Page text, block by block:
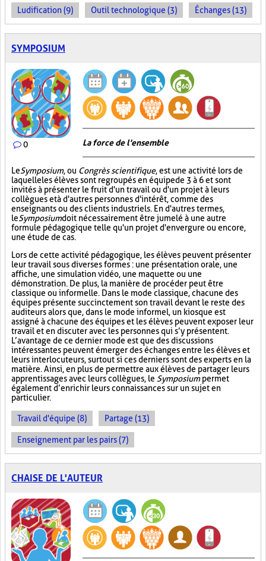
Ludification (9) Outil technologique (3) Échanges (13)
SYMPOSIUM
0 La force de l'ensemble
LeSymposium, ou Congrès scientifique, est une activité lors de
laquelle les élèves sont regroupés en équipe de 3 à 6 et sont
invités à présenter le fruit d'un travail ou d'un projet à leurs
collègues et à d'autres personnes d'intérêt, comme des
enseignants ou des clients industriels. En d'autres termes,
leSymposiumdoit nécessairement être jumelé à une autre
formule pédagogique telle qu'un projet d'envergure ou encore,
une étude de cas.
Lors de cette activité pédagogique, les élèves peuvent présenter
leur travail sous diverses formes : une présentation orale, une
affiche, une simulation vidéo, une maquette ou une
démonstration. De plus, la manière de procéder peut être
classique ou informelle. Dans le mode classique, chacune des
équipes présente succinctement son travail devant le reste des
auditeurs alors que, dans le mode informel, un kiosque est
assigné à chacune des équipes et les élèves peuvent exposer leur
travail et en discuter avec les personnes qui s’y présentent.
L’avantage de ce dernier mode est que des discussions
intéressantes peuvent émerger des échanges entre les élèves et
leurs interlocuteurs, surtout si ces derniers sont des experts en la
matière. Ainsi, en plus de permettre aux élèves de partager leurs
apprentissages avec leurs collègues, le Symposiumpermet
également d’enrichir leurs connaissances sur un sujet en
particulier.
Travail d'équipe (8) Partage (13)
Enseignement par les pairs (7)
CHAISE DE L'AUTEUR